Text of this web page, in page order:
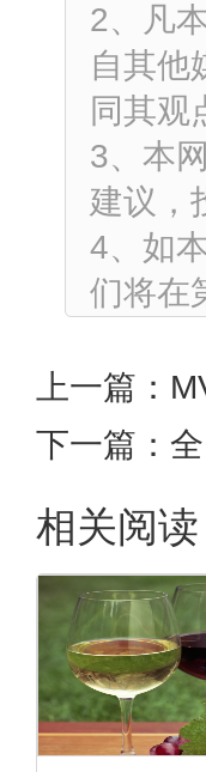
2、凡
自其他
同其观
3、本
建议，
4、如
们将在
上一篇：
下一篇：
相关阅读